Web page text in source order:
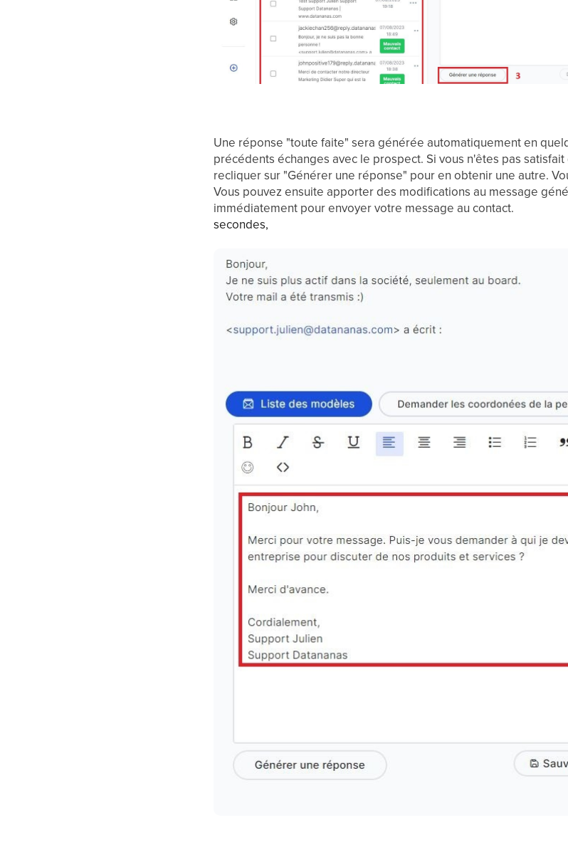
Une réponse "toute faite" sera générée automatiquement en
précédents échanges avec le prospect. Si vous n'êtes pas
recliquer sur "Générer une réponse" pour en obtenir une autre.
Vous pouvez ensuite apporter des modifications au message
immédiatement pour envoyer votre message au contact.
secondes,